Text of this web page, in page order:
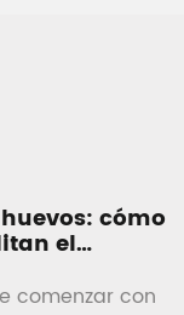
cómo
el
comenzar con